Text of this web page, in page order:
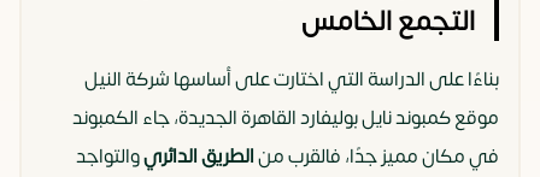
التجمع الخامس
بناءًا على الدراسة التي اختارت على أساسها شركة النيل
موقع كمبوند نايل بوليفارد القاهرة الجديدة، جاء الكمبوند
في مكان مميز جدًا، فالقرب منالطريق الدائريوالتواجد